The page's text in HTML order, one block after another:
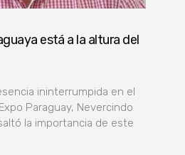
está a la altura del
ininterrumpida en el
Paraguay, Nevercindo
la importancia de este